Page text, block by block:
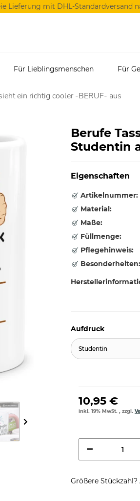
Lieferung mit DHL-Standardversand
Für Lieblingsmenschen Für
ein richtig cooler -BERUF- aus
Berufe
Studentin
Eigenschaften
Artikelnummer:
Material:
Maße:
Füllmenge:
Pflegehinweis:
Besonderheiten:
Aufdruck
Studentin
10,95 €
inkl. 19% MwSt. , zzgl.
Größere